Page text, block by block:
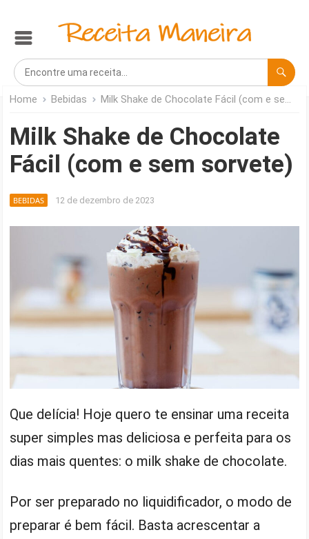
Home Bebidas Milk Shake de Chocolate Fácil (com e sem sorvete)
Milk Shake de Chocolate
Fácil (com e sem sorvete)
BEBIDAS 12 de dezembro de 2023
Que delícia! Hoje quero te ensinar uma receita
super simples mas deliciosa e perfeita para os
dias mais quentes: o milk shake de chocolate.
Por ser preparado no liquidificador, o modo de
preparar é bem fácil. Basta acrescentar a